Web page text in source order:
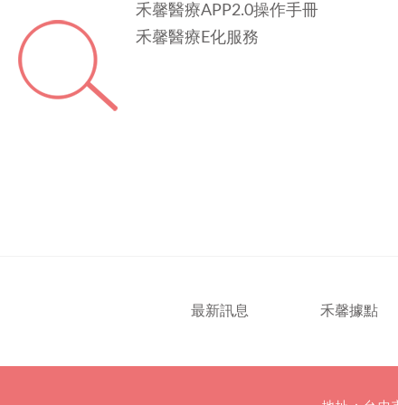
禾馨醫療APP2.0操作手冊
禾馨醫療E化服務
最新訊息 禾馨據點